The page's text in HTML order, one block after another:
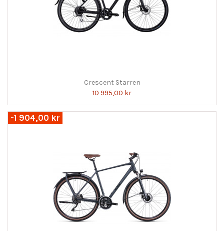
Crescent Starren
10 995,00 kr
-1 904,00 kr